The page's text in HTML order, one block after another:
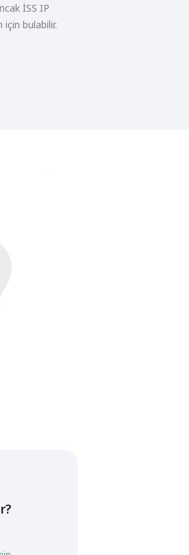
İSS IP
için bulabilir.